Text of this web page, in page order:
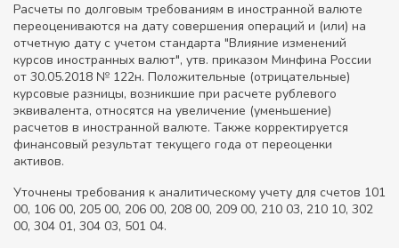
Расчеты по долговым требованиям в иностранной валюте
переоцениваются на дату совершения операций и (или) на
отчетную дату с учетом стандарта "Влияние изменений
курсов иностранных валют", утв. приказом Минфина России
от 30.05.2018 № 122н. Положительные (отрицательные)
курсовые разницы, возникшие при расчете рублевого
эквивалента, относятся на увеличение (уменьшение)
расчетов в иностранной валюте. Также корректируется
финансовый результат текущего года от переоценки
активов.
Уточнены требования к аналитическому учету для счетов 101
00, 106 00, 205 00, 206 00, 208 00, 209 00, 210 03, 210 10, 302
00, 304 01, 304 03, 501 04.